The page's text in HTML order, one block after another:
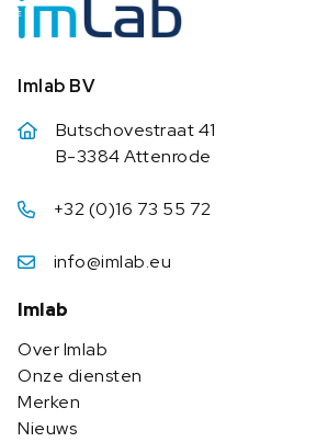
Imlab BV
Butschovestraat 41
B-3384 Attenrode
+32 (0)16 73 55 72
info@imlab.eu
Imlab
Over Imlab
Onze diensten
Merken
Nieuws